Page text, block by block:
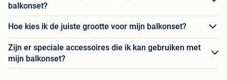
balkonset?
Hoe kies ik de juiste grootte voor mijn balkonset?
Zijn er speciale accessoires die ik kan gebruiken met
mijn balkonset?